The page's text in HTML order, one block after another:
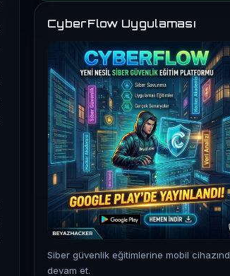
CyberFlow Uygulaması
Siber güvenlik eğitimlerine mobil
devam et.